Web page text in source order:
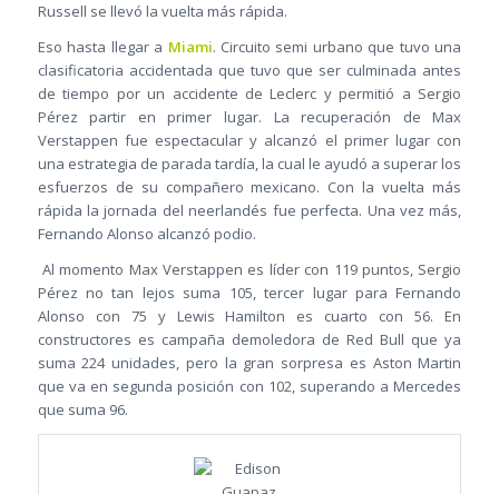
Russell se llevó la vuelta más rápida.
Eso hasta llegar a Miami. Circuito semi urbano que tuvo una
clasificatoria accidentada que tuvo que ser culminada antes
de tiempo por un accidente de Leclerc y permitió a Sergio
Pérez partir en primer lugar. La recuperación de Max
Verstappen fue espectacular y alcanzó el primer lugar con
una estrategia de parada tardía, la cual le ayudó a superar los
esfuerzos de su compañero mexicano. Con la vuelta más
rápida la jornada del neerlandés fue perfecta. Una vez más,
Fernando Alonso alcanzó podio.
Al momento Max Verstappen es líder con 119 puntos, Sergio
Pérez no tan lejos suma 105, tercer lugar para Fernando
Alonso con 75 y Lewis Hamilton es cuarto con 56. En
constructores es campaña demoledora de Red Bull que ya
suma 224 unidades, pero la gran sorpresa es Aston Martin
que va en segunda posición con 102, superando a Mercedes
que suma 96.